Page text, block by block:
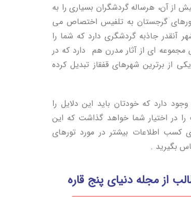
از آن، هرساله گردشگران بسیاری را به
گرجستان به تلفیس اختصاص می
آنقدر جاذبه گردشگری دارد که شما را
ای از آثار مدرن هم دارد که در
از برترین شهرهای قفقاز تبدیل کرده
دارد که خودتان باید این دلایل را
در اختیار شما خواهد گذاشت که این
کسب اطلاعات بیشتر در مورد تورهای
بگیرید .
از مجله دنیای پنج قاره